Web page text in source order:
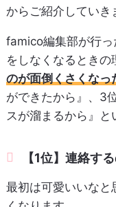
からご紹介していき
famico編集部が行
をしなくなるときの
のが面倒くさくなっ
ができたから』、3
スが溜まるから』と
【1位】連絡す
最初は可愛いいなと